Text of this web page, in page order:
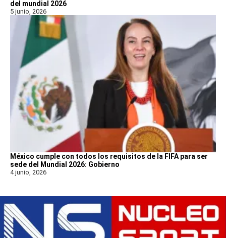
del mundial 2026
5 junio, 2026
México cumple con todos los requisitos de la FIFA para ser
sede del Mundial 2026: Gobierno
4 junio, 2026